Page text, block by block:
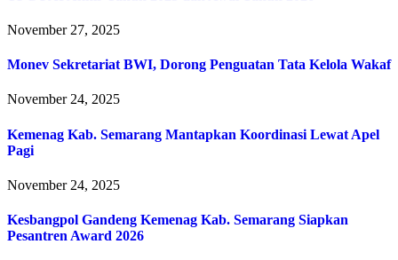
November 27, 2025
Monev Sekretariat BWI, Dorong Penguatan Tata Kelola Wakaf
November 24, 2025
Kemenag Kab. Semarang Mantapkan Koordinasi Lewat Apel
Pagi
November 24, 2025
Kesbangpol Gandeng Kemenag Kab. Semarang Siapkan
Pesantren Award 2026